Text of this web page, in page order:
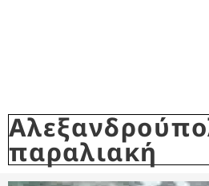
παραλιακή